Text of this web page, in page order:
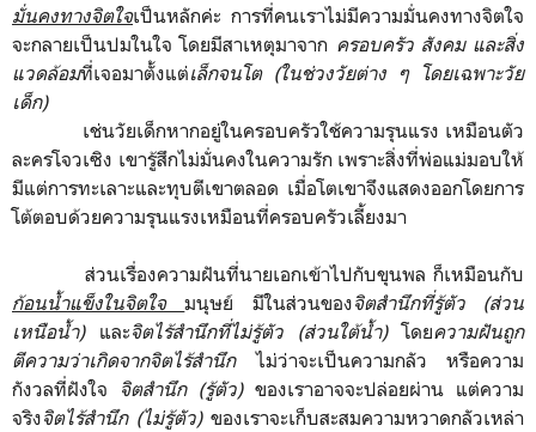
มั่นคงทางจิตใจเป็นหลักค่ะ การที่คนเราไม่มีความมั่นคงทางจิตใจ
จะกลายเป็นปมในใจ โดยมีสาเหตุมาจาก ครอบครัว สังคม และสิ่ง
แวดล้อมที่เจอมาตั้งแต่เล็กจนโต (ในช่วงวัยต่าง ๆ โดยเฉพาะวัย
เด็ก)
เช่นวัยเด็กหากอยู่ในครอบครัวใช้ความรุนแรง เหมือนตัว
ละครโจวเซิง เขารู้สึกไม่มั่นคงในความรัก เพราะสิ่งที่พ่อแม่มอบให้
มีแต่การทะเลาะและทุบตีเขาตลอด เมื่อโตเขาจึงแสดงออกโดยการ
โต้ตอบด้วยความรุนแรงเหมือนที่ครอบครัวเลี้ยงมา
ส่วนเรื่องความฝันที่นายเอกเข้าไปกับขุนพล ก็เหมือนกับ
ก้อนน้ำแข็งในจิตใจมนุษย์ มีในส่วนของจิตสำนึกที่รู้ตัว (ส่วน
เหนือน้ำ)และจิตไร้สำนึกที่ไม่รู้ตัว (ส่วนใต้น้ำ)โดยความฝันถูก
ตีความว่าเกิดจากจิตไร้สำนึกไม่ว่าจะเป็นความกลัว หรือความ
กังวลที่ฝังใจ จิตสำนึก (รู้ตัว) ของเราอาจจะปล่อยผ่าน แต่ความ
จริงจิตไร้สำนึก (ไม่รู้ตัว) ของเราจะเก็บสะสมความหวาดกลัวเหล่า